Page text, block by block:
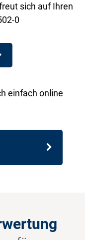
sich auf Ihren
0
einfach online